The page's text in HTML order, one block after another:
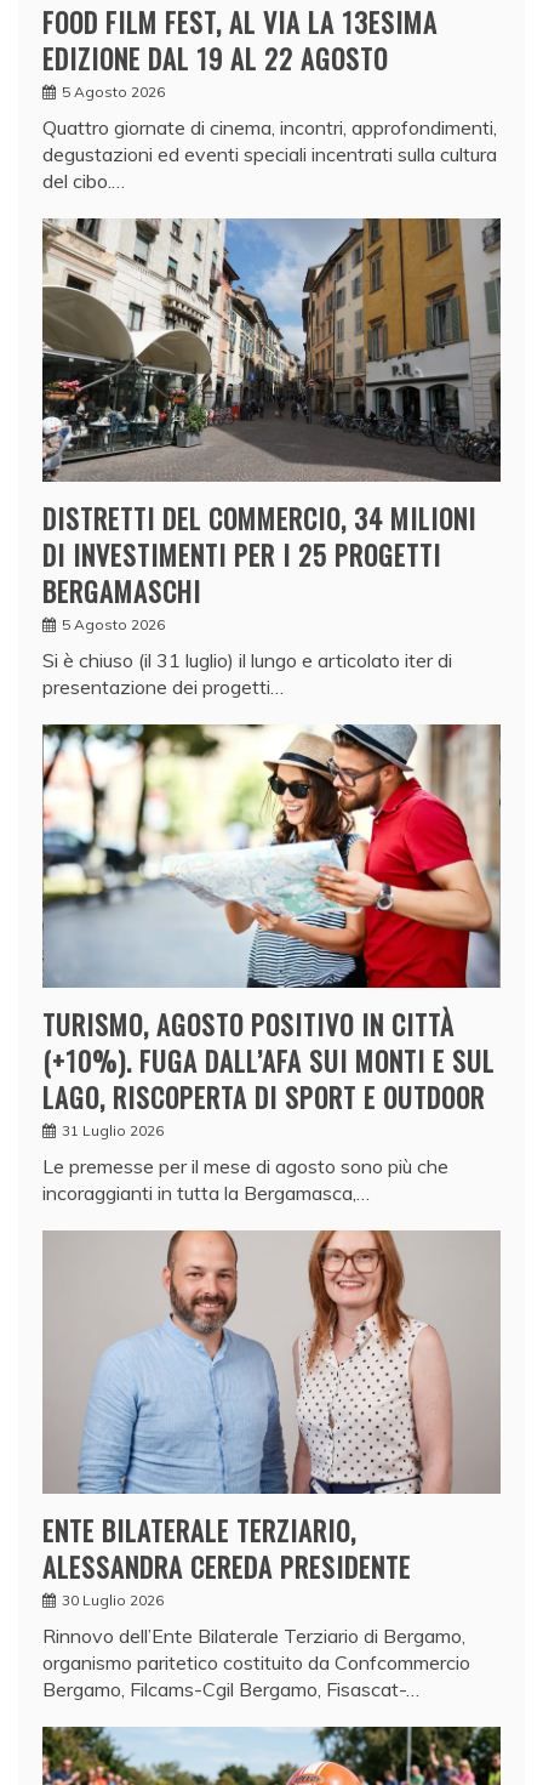
FOOD FILM FEST, AL VIA LA 13ESIMA
EDIZIONE DAL 19 AL 22 AGOSTO
5 Agosto 2026
Quattro giornate di cinema, incontri, approfondimenti,
degustazioni ed eventi speciali incentrati sulla cultura
del cibo.…
DISTRETTI DEL COMMERCIO, 34 MILIONI
DI INVESTIMENTI PER I 25 PROGETTI
BERGAMASCHI
5 Agosto 2026
Si è chiuso (il 31 luglio) il lungo e articolato iter di
presentazione dei progetti…
TURISMO, AGOSTO POSITIVO IN CITTÀ
(+10%). FUGA DALL’AFA SUI MONTI E SUL
LAGO, RISCOPERTA DI SPORT E OUTDOOR
31 Luglio 2026
Le premesse per il mese di agosto sono più che
incoraggianti in tutta la Bergamasca,…
ENTE BILATERALE TERZIARIO,
ALESSANDRA CEREDA PRESIDENTE
30 Luglio 2026
Rinnovo dell’Ente Bilaterale Terziario di Bergamo,
organismo paritetico costituito da Confcommercio
Bergamo, Filcams-Cgil Bergamo, Fisascat-…